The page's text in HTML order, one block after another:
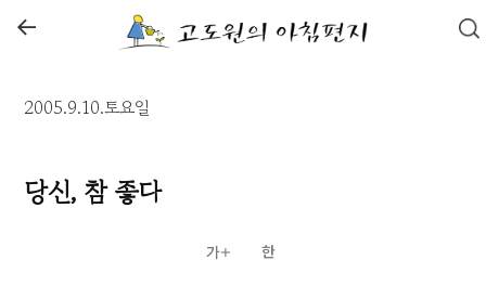
←
2005.9.10.토요일
당신, 참 좋다